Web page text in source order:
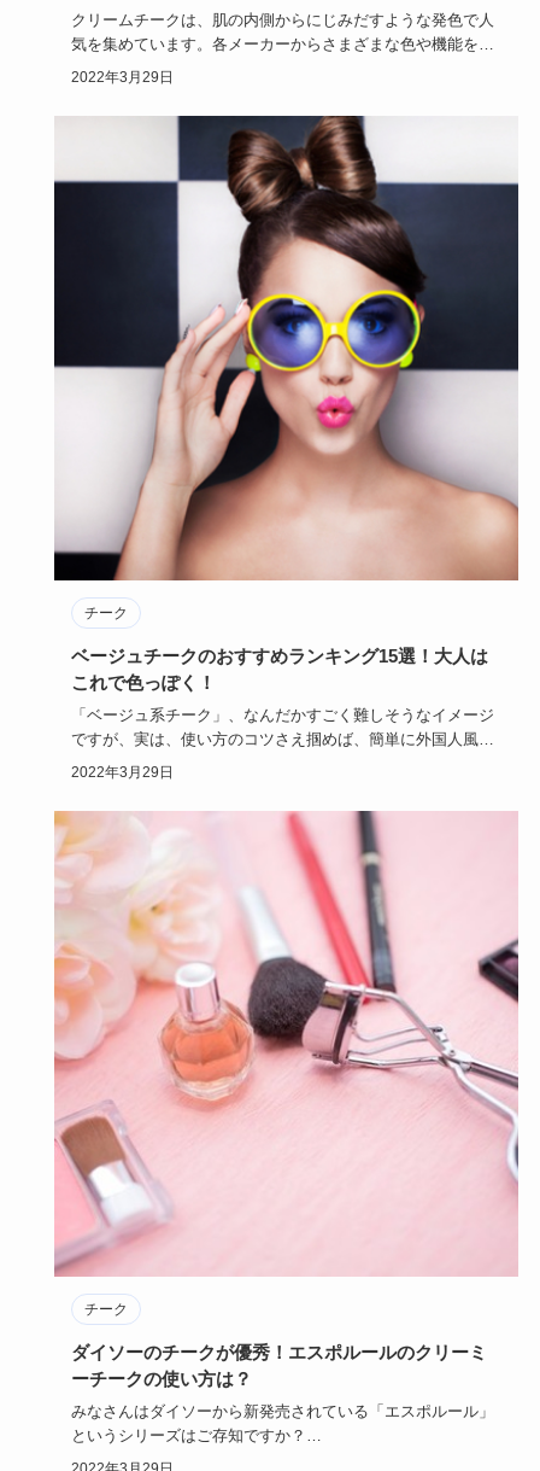
クリームチークは、肌の内側からにじみだすような発色で人
気を集めています。各メーカーからさまざまな色や機能を持
ったものが出て…
2022年3月29日
チーク
ベージュチークのおすすめランキング15選！大人は
これで色っぽく！
「ベージュ系チーク」、なんだかすごく難しそうなイメージ
ですが、実は、使い方のコツさえ掴めば、簡単に外国人風の
ホリ深い顔立ち…
2022年3月29日
チーク
ダイソーのチークが優秀！エスポルールのクリーミ
ーチークの使い方は？
みなさんはダイソーから新発売されている「エスポルール」
というシリーズはご存知ですか？
エスポルールはネイルで有名ですよね…